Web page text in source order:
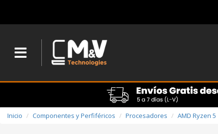
Inicio Componentes y Perfiféricos Procesadores AMD Ryzen 5